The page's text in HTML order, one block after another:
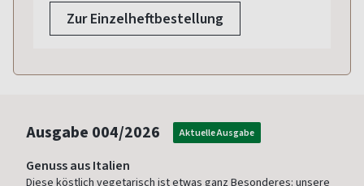
Zur Einzelheftbestellung
Ausgabe 004/2026 Aktuelle Ausgabe
Genuss aus Italien
Diese köstlich vegetarisch ist etwas ganz Besonderes: unsere